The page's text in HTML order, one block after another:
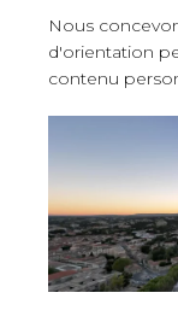
Nous
d'orientation
contenu